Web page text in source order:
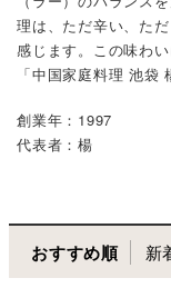
理は、ただ辛い、た
感じます。この味わ
「中国家庭料理 池袋
創業年：1997
代表者：楊
おすすめ順 新